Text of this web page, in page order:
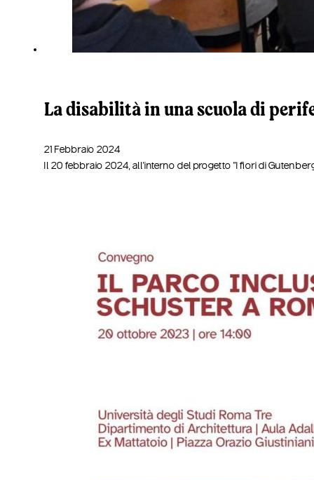
La disabilità in una scuola di
21 Febbraio 2024
Il 20 febbraio 2024, all'interno del progetto "I fiori di